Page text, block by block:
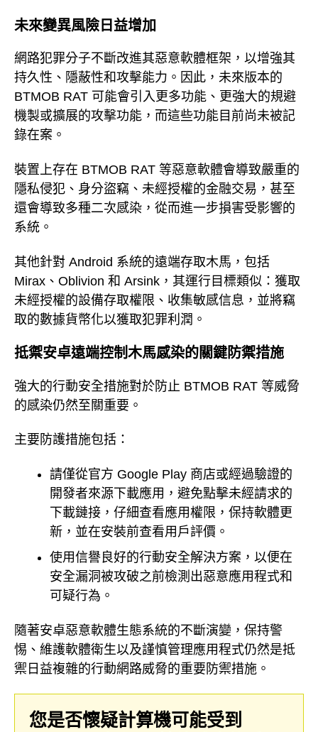
未來變異風險日益增加
網路犯罪分子不斷改進其惡意軟體框架，以增強其
持久性、隱蔽性和攻擊能力。因此，未來版本的
BTMOB RAT 可能會引入更多功能、更強大的規避
機製或擴展的攻擊功能，而這些功能目前尚未被記
錄在案。
裝置上存在 BTMOB RAT 等惡意軟體會導致嚴重的
隱私侵犯、身分盜竊、未經授權的金融交易，甚至
還會導致多種二次感染，從而進一步損害受影響的
系統。
其他針對 Android 系統的遠端存取木馬，包括
Mirax、Oblivion 和 Arsink，其運行目標類似：獲取
未經授權的設備存取權限、收集敏感信息，並將竊
取的數據貨幣化以獲取犯罪利潤。
抵禦安卓遠端控制木馬感染的關鍵防禦措施
強大的行動安全措施對於防止 BTMOB RAT 等威脅
的感染仍然至關重要。
主要防護措施包括：
請僅從官方 Google Play 商店或經過驗證的
開發者來源下載應用，避免點擊未經請求的
下載鏈接，仔細查看應用權限，保持軟體更
新，並在安裝前查看用戶評價。
使用信譽良好的行動安全解決方案，以便在
安全漏洞被攻破之前檢測出惡意應用程式和
可疑行為。
隨著安卓惡意軟體生態系統的不斷演變，保持警
惕、維護軟體衛生以及謹慎管理應用程式仍然是抵
禦日益複雜的行動網路威脅的重要防禦措施。
您是否懷疑計算機可能受到